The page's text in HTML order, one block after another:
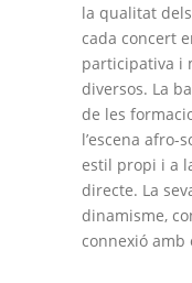
la qualitat
cada concert
participativa i
diversos. La
de les
l’escena afro-
estil propi i a
directe. La
dinamisme,
connexió amb